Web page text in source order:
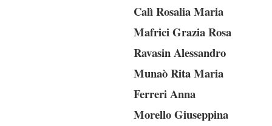
Calì Rosalia Maria
Mafrici Grazia Rosa
Ravasin Alessandro
Munaò Rita Maria
Ferreri Anna
Morello Giuseppina